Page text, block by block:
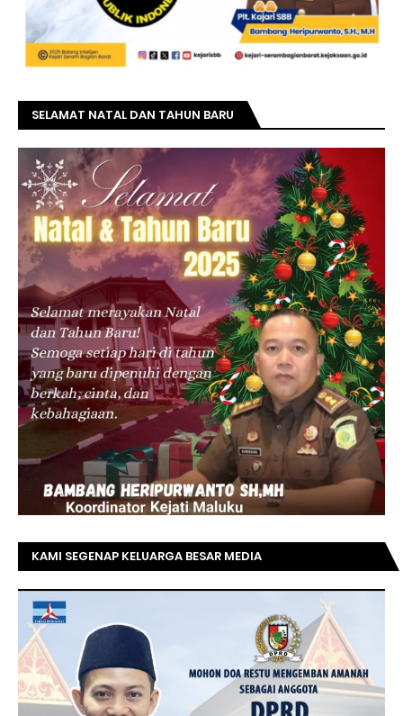
SELAMAT NATAL DAN TAHUN BARU
KAMI SEGENAP KELUARGA BESAR MEDIA
BAPAK ACHMAD FAISAL REZ